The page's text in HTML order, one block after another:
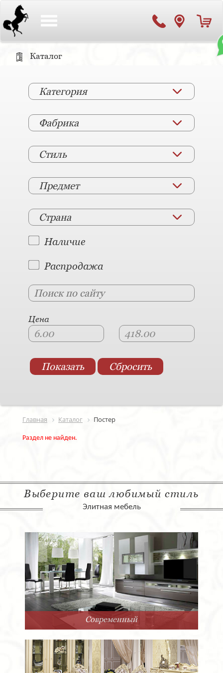
Каталог
Категория
Фабрика
Стиль
Предмет
Страна
Наличие
Распродажа
Цена
Главная Каталог Постер
Раздел не найден.
Выберите ваш любимый стиль
Элитная мебель
Современный